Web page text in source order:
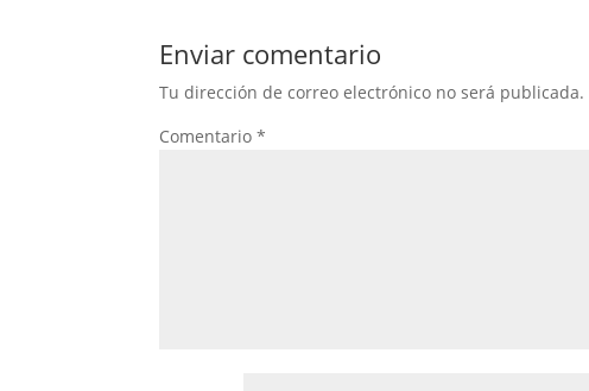
Enviar comentario
Tu dirección de correo electrónico no será publicada.
Comentario*